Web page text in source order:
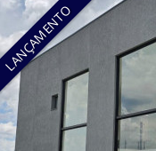
LANÇAMENTO